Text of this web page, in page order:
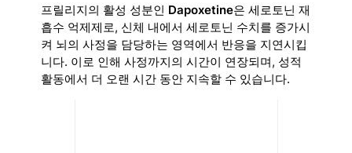
프릴리지의 활성 성분인 Dapoxetine은 세로토닌 재
흡수 억제제로, 신체 내에서 세로토닌 수치를 증가시
켜 뇌의 사정을 담당하는 영역에서 반응을 지연시킵
니다. 이로 인해 사정까지의 시간이 연장되며, 성적
활동에서 더 오랜 시간 동안 지속할 수 있습니다.